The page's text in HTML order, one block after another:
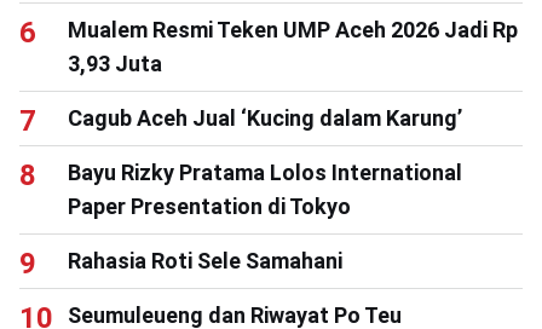
Mualem Resmi Teken UMP Aceh 2026 Jadi Rp
3,93 Juta
Cagub Aceh Jual ‘Kucing dalam Karung’
Bayu Rizky Pratama Lolos International
Paper Presentation di Tokyo
Rahasia Roti Sele Samahani
Seumuleueng dan Riwayat Po Teu